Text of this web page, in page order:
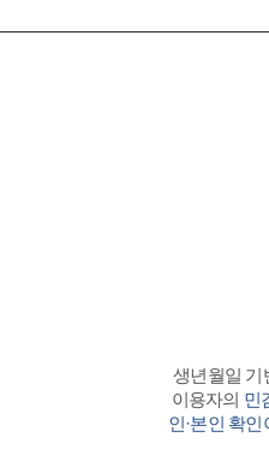
생년월일 기
이용자의 민
인·본인 확